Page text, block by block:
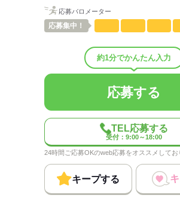
その他
応募する
応募バロメーター
応募集中！
約1分でかんたん入力
応募する
TEL応募する
受付：9:00～18:00
24時間ご応募OKのweb応募をオススメして
キープする